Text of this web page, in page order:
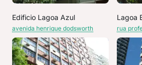
Edificio Lagoa Azul
avenida henrique dodsworth
Lagoa
rua